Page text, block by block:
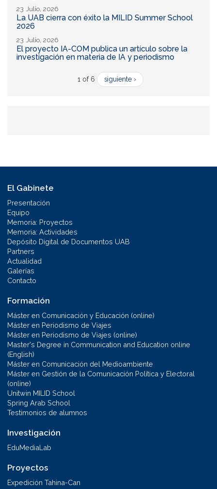
23 Julio, 2026
La UAB cierra con éxito la MILID Summer School
2026
23 Julio, 2026
El proyecto IA-COM publica un artículo sobre la
investigación en materia de IA y periodismo
1 of 6 siguiente ›
El Gabinete
Presentación
Equipo
Memoria: Proyectos
Memoria: Actividades
Depósito Digital de Documentos UAB
Partners
Actualidad
Galerías
Contacto
Formación
Máster en Comunicación y Educación (online)
Máster en Periodismo de Viajes
Máster en Periodismo de Viajes (online)
Master's Degree in Communication and Education online
(English)
Máster en Comunicación del Medioambiente
Máster en Gestión de la Comunicación Política y Electoral
(online)
Unitwin MILID School
Spring Arab School
Testimonios de alumnos
Investigación
EduMediaLab
Proyectos
Expedición Tahina-Can